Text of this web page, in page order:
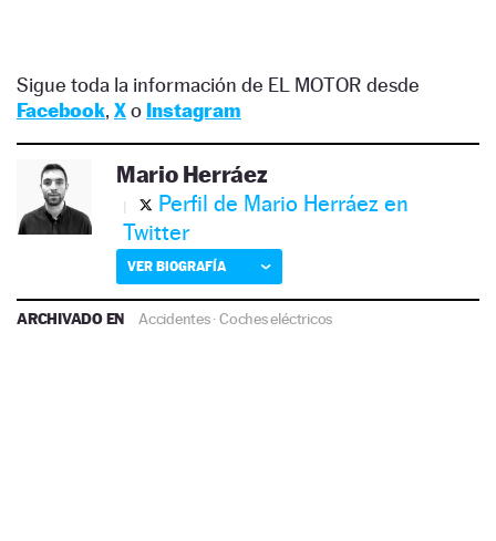
Sigue toda la información de EL MOTOR desde
Facebook, Xo Instagram
Mario Herráez
Perfil de Mario Herráez en
Twitter
VER BIOGRAFÍA
ARCHIVADO EN Accidentes·Coches eléctricos